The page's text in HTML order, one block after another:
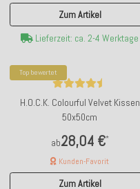
Zum Artikel
Lieferzeit: ca. 2-4 Werktage
Top bewertet
H.O.C.K. Colourful Velvet Kissen
50x50cm
ab28,04 €*
Kunden-Favorit
Zum Artikel